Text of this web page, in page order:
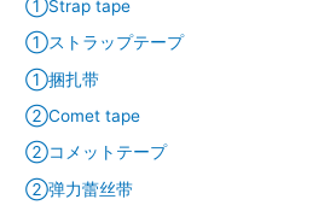
①Strap tape
①ストラップテープ
①捆扎带
②Comet tape
②コメットテープ
②弹力蕾丝带